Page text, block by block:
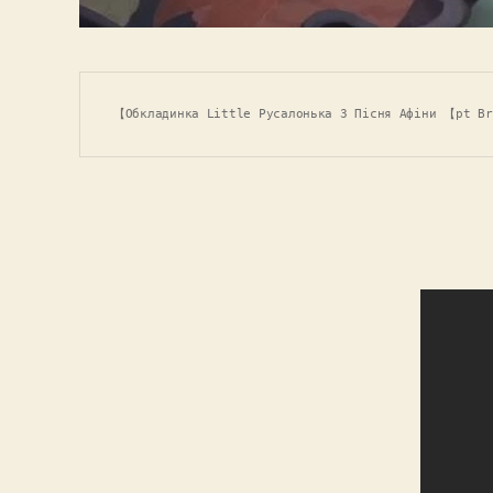
【Обкладинка Little Русалонька 3 Пісня Афіни 【pt Br